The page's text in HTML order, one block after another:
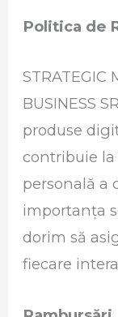
Politica de
STRATEGIC
BUSINESS
produse
contribuie la
personală a
importanța
dorim să
fiecare